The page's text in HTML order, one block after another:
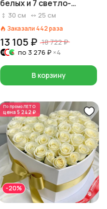
белых и 7 светло-
розовых роз, Россия, 50
30 см 25 см
Заказали 442раза
13 105 ₽ 18 722 ₽
по 3 276 ₽ ×4
В корзину
По промоЛЕТО
цена 5 242 ₽
-20%